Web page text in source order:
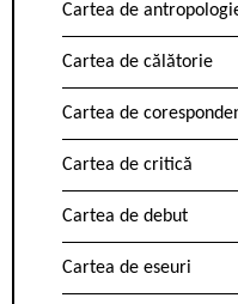
Cartea de
Cartea de călătorie
Cartea de
Cartea de critică
Cartea de debut
Cartea de eseuri